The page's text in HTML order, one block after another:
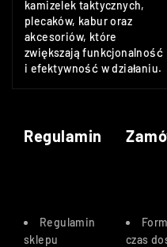
kamizelek taktycznych,
plecaków, kabur oraz
akcesoriów, które
zwiększają funkcjonalność
i efektywność w działaniu.
Regulamin
Regulamin
sklepu
czas